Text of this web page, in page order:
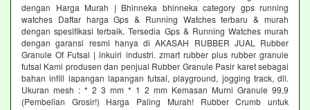
dengan Harga Murah | Bhinneka bhinneka category gps running
watches Daftar harga Gps & Running Watches terbaru & murah
dengan spesifikasi terbaik. Tersedia Gps & Running Watches murah
dengan garansi resmi hanya di AKASAH RUBBER JUAL Rubber
Granule Of Futsal | inkuiri industri. zmart rubber plus rubber granule
futsal Kami produsen dan penjual Rubber Granule Pasir karet sebagai
bahan infill lapangan lapangan futsal, playground, jogging track, dll.
Ukuran mesh : * 2 3 mm * 1 2 mm Kemasan Murni Granule 99,9
(Pembelian Grosir!) Harga Paling Murah! Rubber Crumb untuk